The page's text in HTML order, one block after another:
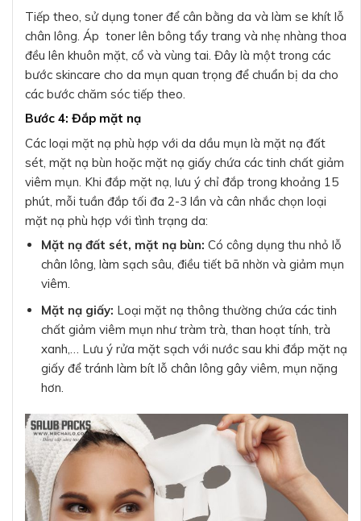
Tiếp theo, sử dụng toner để cân bằng da và làm se khít lỗ
chân lông. Áp toner lên bông tẩy trang và nhẹ nhàng thoa
đều lên khuôn mặt, cổ và vùng tai. Đây là một trong các
bước skincare cho da mụn quan trọng để chuẩn bị da cho
các bước chăm sóc tiếp theo.
Bước 4: Đắp mặt nạ
Các loại mặt nạ phù hợp với da dầu mụn là mặt nạ đất
sét, mặt nạ bùn hoặc mặt nạ giấy chứa các tinh chất giảm
viêm mụn. Khi đắp mặt nạ, lưu ý chỉ đắp trong khoảng 15
phút, mỗi tuần đắp tối đa 2-3 lần và cân nhắc chọn loại
mặt nạ phù hợp với tình trạng da:
Mặt nạ đất sét, mặt nạ bùn: Có công dụng thu nhỏ lỗ
chân lông, làm sạch sâu, điều tiết bã nhờn và giảm mụn
viêm.
Mặt nạ giấy: Loại mặt nạ thông thường chứa các tinh
chất giảm viêm mụn như tràm trà, than hoạt tính, trà
xanh,… Lưu ý rửa mặt sạch với nước sau khi đắp mặt nạ
giấy để tránh làm bít lỗ chân lông gây viêm, mụn nặng
hơn.